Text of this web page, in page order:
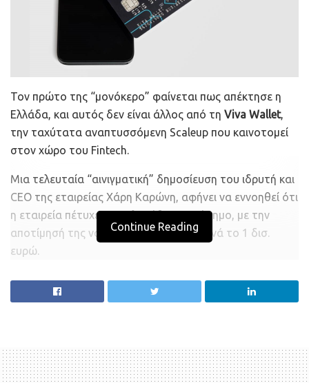
Τον πρώτο της “μονόκερο” φαίνεται πως απέκτησε η
Ελλάδα, και αυτός δεν είναι άλλος από τη Viva Wallet,
την ταχύτατα αναπτυσσόμενη Scaleup που καινοτομεί
στον χώρο του Fintech.
Μια τελευταία “αινιγματική” δημοσίευση του ιδρυτή και
CEO της εταιρείας Χάρη Καρώνη, αφήνει να εννοηθεί ότι
η εταιρεία πέτυχε το πολυπόθητο ορόσημο, με την
αποτίμησή της να αγγίζει ή και να ξεπερνά το 1 δισ.
ευρώ.
Η Viva Wallet ιδρύθηκε το 2000 και είναι η πρώτη
χώρες στην Ευρώπη με πάνω από 600 υπαλλήλους.
Η εταιρεία παρέχει σε επιχειρήσεις όλων των μεγεθών
Continue Reading